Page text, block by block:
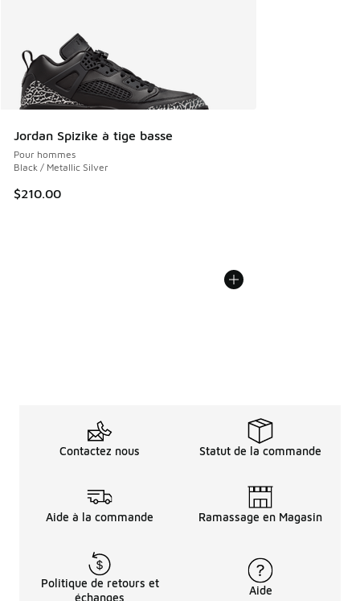
Jordan Spizike à tige basse
Pour hommes
Black / Metallic Silver
$210.00
Contactez nous Statut de la commande
Aide à la commande Ramassage en Magasin
Politique de retours et
échanges
Aide